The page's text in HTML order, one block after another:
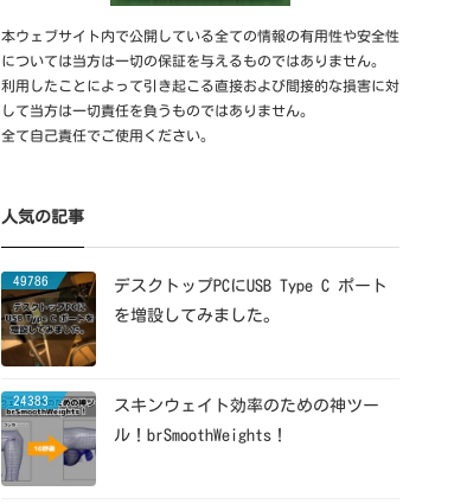
本ウェブサイト内で公開している全ての情報の有用性や安全性
については当方は一切の保証を与えるものではありません。
利用したことによって引き起こる直接および間接的な損害に対
して当方は一切責任を負うものではありません。
全て自己責任でご使用ください。
人気の記事
49786
デスクトップPCにUSB Type C ポート
を増設してみました。
24383
スキンウェイト効率のための神ツー
ル！brSmoothWeights！